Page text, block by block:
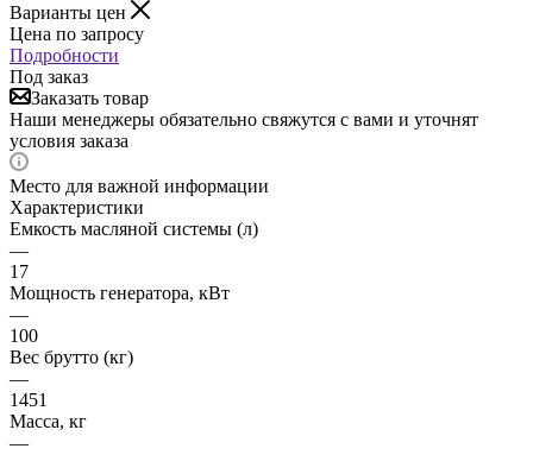
Варианты цен
Цена по запросу
Подробности
Под заказ
Заказать товар
Наши менеджеры обязательно свяжутся с вами и уточнят
условия заказа
Место для важной информации
Характеристики
Емкость масляной системы (л)
—
17
Мощность генератора, кВт
—
100
Вес брутто (кг)
—
1451
Масса, кг
—